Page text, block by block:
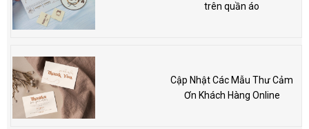
trên quần áo
Cập Nhật Các Mẫu Thư Cảm
Ơn Khách Hàng Online